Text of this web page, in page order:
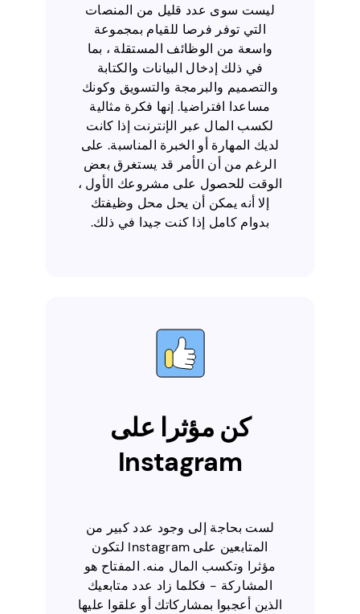
ليست سوى عدد قليل من المنصات
التي توفر فرصا للقيام بمجموعة
واسعة من الوظائف المستقلة ، بما
في ذلك إدخال البيانات والكتابة
والتصميم والبرمجة والتسويق وكونك
مساعدا افتراضيا. إنها فكرة مثالية
لكسب المال عبر الإنترنت إذا كانت
لديك المهارة أو الخبرة المناسبة. على
الرغم من أن الأمر قد يستغرق بعض
الوقت للحصول على مشروعك الأول ،
إلا أنه يمكن أن يحل محل وظيفتك
بدوام كامل إذا كنت جيدا في ذلك.
كن مؤثرا على
Instagram
لست بحاجة إلى وجود عدد كبير من
المتابعين على Instagram لتكون
مؤثرا وتكسب المال منه. المفتاح هو
المشاركة - فكلما زاد عدد متابعيك
الذين أعجبوا بمشاركاتك أو علقوا عليها